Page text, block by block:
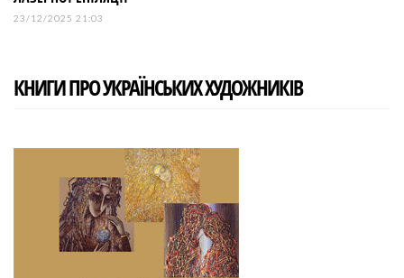
23/12/2025 21:03
КНИГИ ПРО УКРАЇНСЬКИХ ХУДОЖНИКІВ